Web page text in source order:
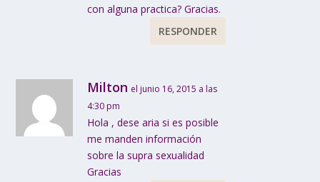
con alguna practica? Gracias.
RESPONDER
Milton el junio 16, 2015 a las
4:30 pm
Hola , dese aria si es posible
me manden información
sobre la supra sexualidad
Gracias